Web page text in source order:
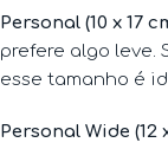
Personal (10 x 17
prefere algo leve.
esse tamanho é
Personal Wide (12